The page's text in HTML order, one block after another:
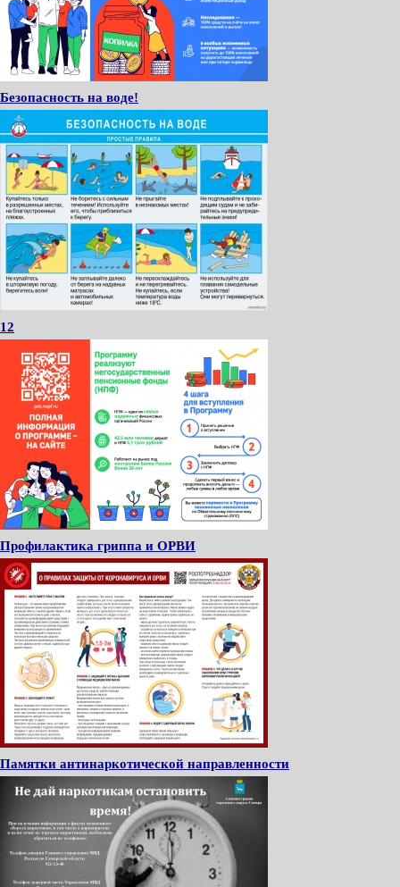
Безопасность на воде!
12
Профилактика гриппа и ОРВИ
Памятки антинаркотической направленности